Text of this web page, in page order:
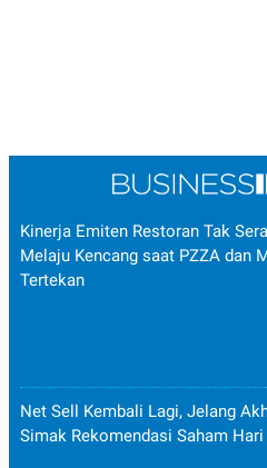
Kinerja Emiten Restoran Tak
Melaju Kencang saat PZZA dan
Tertekan
Net Sell Kembali Lagi, Jelang
Simak Rekomendasi Saham Hari